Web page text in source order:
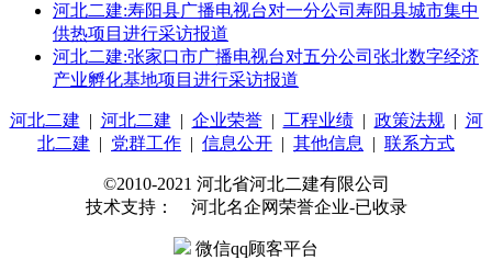
河北二建:寿阳县广播电视台对一分公司寿阳县城市集中
供热项目进行采访报道
河北二建:张家口市广播电视台对五分公司张北数字经济
产业孵化基地项目进行采访报道
河北二建 | 河北二建 | 企业荣誉| 工程业绩| 政策法规| 河
北二建 | 党群工作 | 信息公开 | 其他信息 | 联系方式
©2010-2021 河北省河北二建有限公司
技术支持： 河北名企网荣誉企业-已收录
微信qq顾客平台